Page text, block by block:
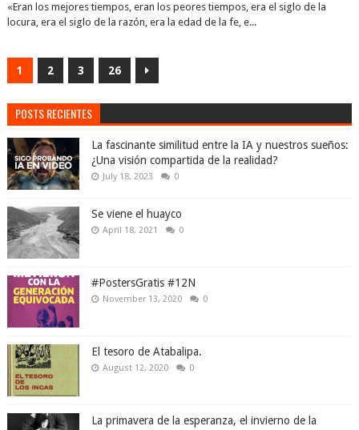
«Eran los mejores tiempos, eran los peores tiempos, era el siglo de la
locura, era el siglo de la razón, era la edad de la fe, e...
1 2 3 26
POSTS RECIENTES
La fascinante similitud entre la IA y nuestros sueños:
¿Una visión compartida de la realidad?
July 18, 2023 0
Se viene el huayco
April 18, 2021 0
#PostersGratis #12N
November 13, 2020 0
El tesoro de Atabalipa.
August 12, 2020 0
La primavera de la esperanza, el invierno de la